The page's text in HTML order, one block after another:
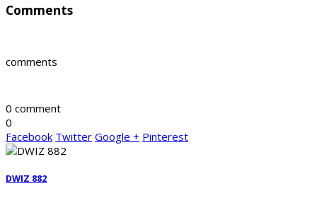
Comments
comments
0 comment
0
Facebook Twitter Google + Pinterest
DWIZ 882